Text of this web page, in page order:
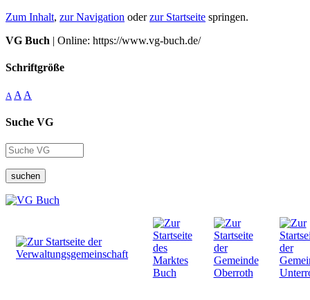
Zum Inhalt, zur Navigation oderzur Startseite springen.
VG Buch | Online: https://www.vg-buch.de/
Schriftgröße
A A A
Suche VG
suchen